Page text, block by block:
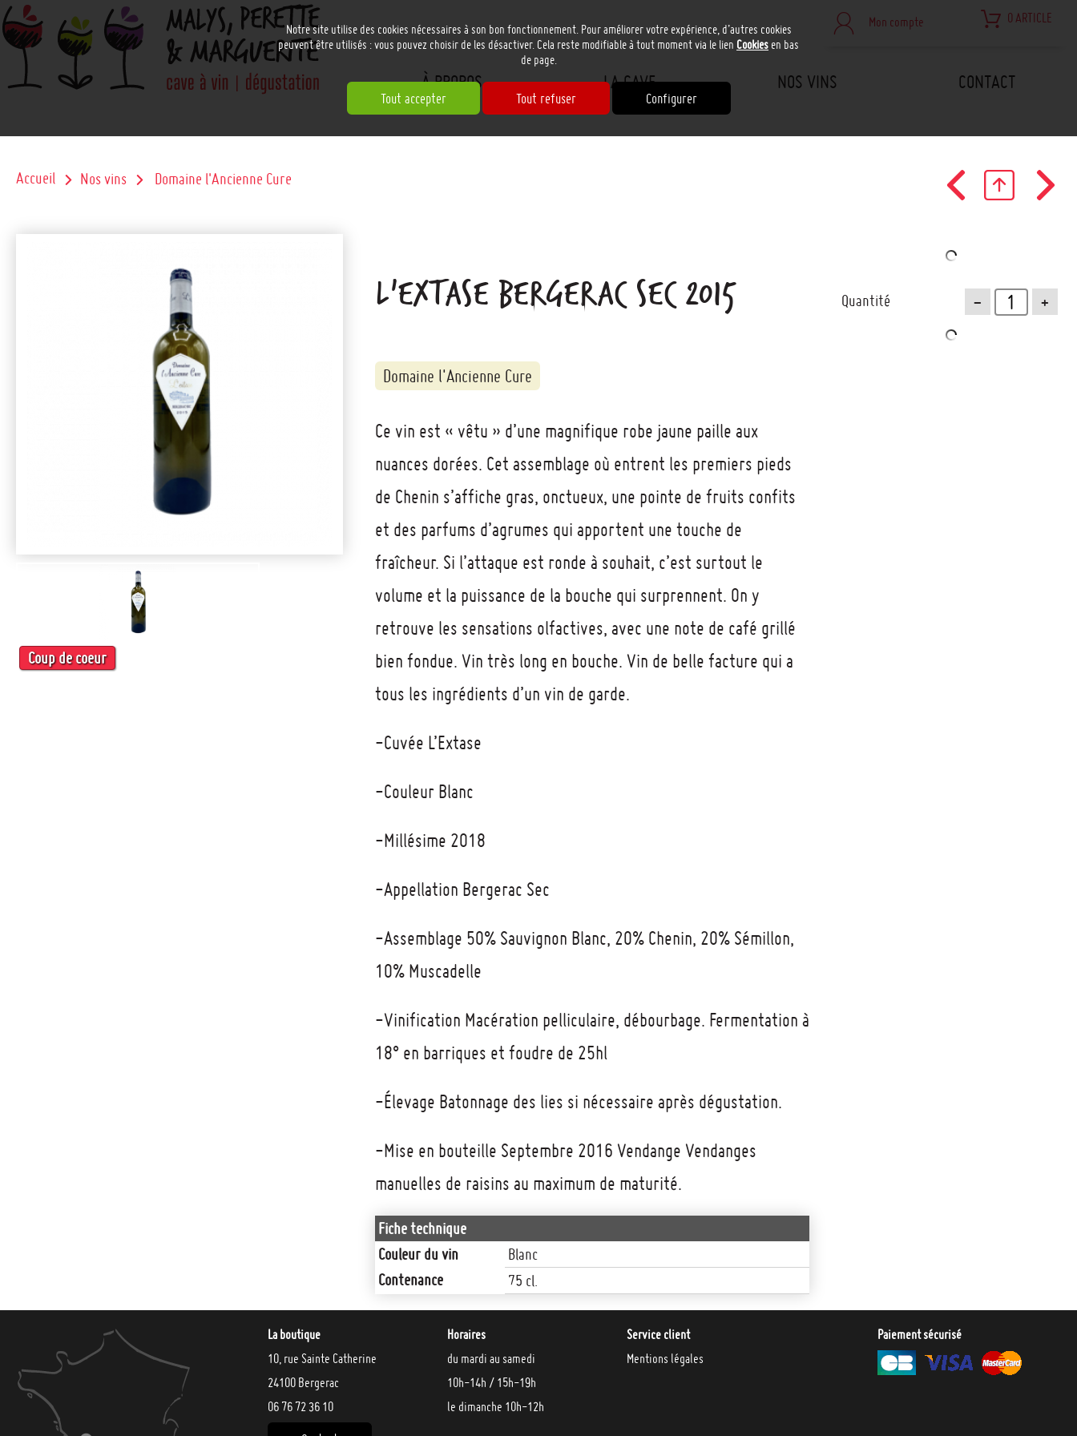
Notre site utilise des cookies nécessaires à son bon fonctionnement. Pour améliorer votre expérience, d’autres cookies
peuvent être utilisés : vous pouvez choisir de les désactiver. Cela reste modifiable à tout moment via le lien Cookies en bas
de page.
Tout accepter Tout refuser Configurer
0 ARTICLE
Mon compte
À PROPOS LA CAVE NOS VINS CONTACT
Accueil Nos vins Domaine l'Ancienne Cure
Coup de coeur
L'EXTASE BERGERAC SEC 2015
Domaine l'Ancienne Cure
Ce vin est « vêtu » d’une magnifique robe jaune paille aux
nuances dorées. Cet assemblage où entrent les premiers pieds
de Chenin s’affiche gras, onctueux, une pointe de fruits confits
et des parfums d’agrumes qui apportent une touche de
fraîcheur. Si l’attaque est ronde à souhait, c’est surtout le
volume et la puissance de la bouche qui surprennent. On y
retrouve les sensations olfactives, avec une note de café grillé
bien fondue. Vin très long en bouche. Vin de belle facture qui a
tous les ingrédients d’un vin de garde.
-Cuvée L’Extase
-Couleur Blanc
-Millésime 2018
-Appellation Bergerac Sec
-Assemblage 50% Sauvignon Blanc, 20% Chenin, 20% Sémillon,
10% Muscadelle
-Vinification Macération pelliculaire, débourbage. Fermentation à
18° en barriques et foudre de 25hl
-Élevage Batonnage des lies si nécessaire après dégustation.
-Mise en bouteille Septembre 2016 Vendange Vendanges
manuelles de raisins au maximum de maturité.
Fiche technique
Couleur du vin
Blanc
Contenance
75 cl.
Quantité - +
La boutique
10, rue Sainte Catherine
24100 Bergerac
06 76 72 36 10
Horaires
du mardi au samedi
10h-14h / 15h-19h
le dimanche 10h-12h
Service client
Mentions légales
Paiement sécurisé